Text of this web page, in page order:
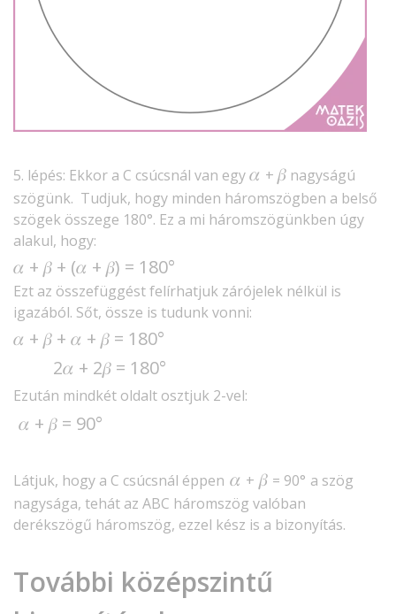
5. lépés: Ekkor a C csúcsnál van egy𝛼 + 𝛽 nagyságú
szögünk. Tudjuk, hogy minden háromszögben a belső
szögek összege 180°. Ez a mi háromszögünkben úgy
alakul, hogy:
𝛼 + 𝛽 + (𝛼 + 𝛽) = 180°
Ezt az összefüggést felírhatjuk zárójelek nélkül is
igazából. Sőt, össze is tudunk vonni:​​​​​​​
𝛼 + 𝛽 + 𝛼 + 𝛽 = 180°
2𝛼 + 2𝛽 = 180°
Ezután mindkét oldalt osztjuk 2-vel:
𝛼 + 𝛽 = 90°
Látjuk, hogy a C csúcsnál éppen 𝛼 + 𝛽 = 90° a szög
nagysága, tehát az ABC háromszög valóban
derékszögű háromszög, ezzel kész is a bizonyítás.
További középszintű